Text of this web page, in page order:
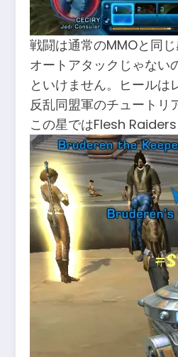
戦闘は通常のMMOと同じ
オートアタックじゃな
といけません。ヒールは
反乱同盟軍のチュートリ
この星ではFlesh